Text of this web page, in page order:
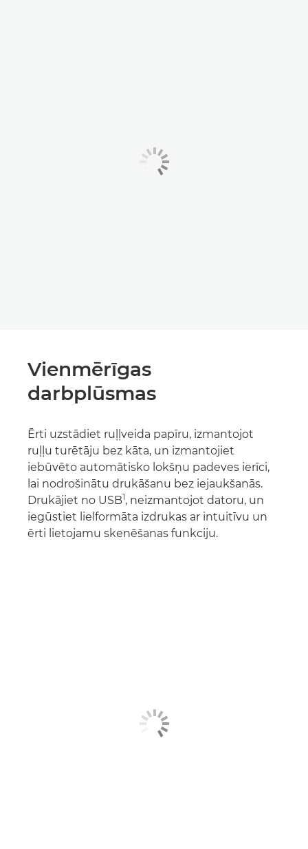
Vienmērīgas
darbplūsmas
Ērti uzstādiet ruļļveida papīru, izmantojot
ruļļu turētāju bez kāta, un izmantojiet
iebūvēto automātisko lokšņu padeves ierīci,
lai nodrošinātu drukāšanu bez iejaukšanās.
Drukājiet no USB1, neizmantojot datoru, un
iegūstiet lielformāta izdrukas ar intuitīvu un
ērti lietojamu skenēšanas funkciju.